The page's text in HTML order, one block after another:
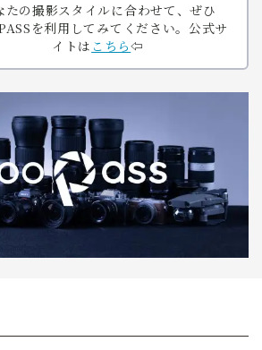
たの撮影スタイルに合わせて、ぜひ
を利用してみてください。公式サ
イトは こちら⇦